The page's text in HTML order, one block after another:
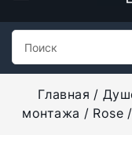
Главная
монтажа
Rose